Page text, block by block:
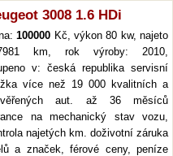
3008 1.6 HDi
100000 Kč, výkon 80 kw, najeto
km, rok výroby: 2010,
v: česká republika servisní
více než 19 000 kvalitních a
aut. až 36 měsíců
na mechanický stav vozu,
najetých km. doživotní záruka
a značek, férové ceny, peníze